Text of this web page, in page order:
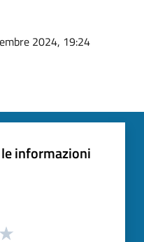
2024, 19:24
informazioni